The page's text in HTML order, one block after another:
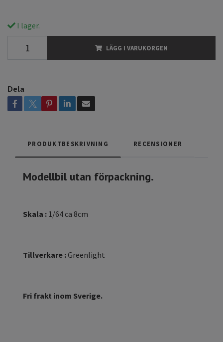
I lager.
LÄGG I VARUKORGEN
Dela
PRODUKTBESKRIVNING RECENSIONER
Modellbil utan förpackning.
Skala : 1/64 ca 8cm
Tillverkare :Greenlight
Fri frakt inom Sverige.